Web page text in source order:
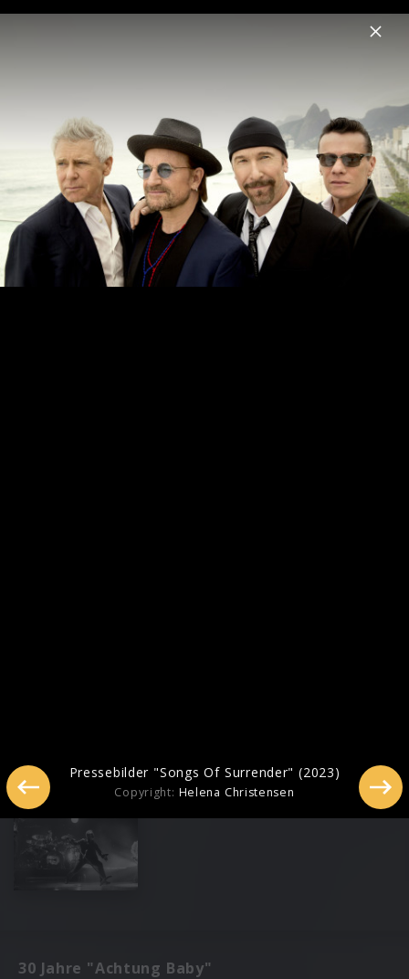
Menu
Home News Musik Videos Fotos Biografie
„Zooropa – 30th Anniversary Limited
Edition Gatefold“ (VÖ: 20. Oktober 2023) –
Foto nur zur Nutzung im Zusammenhang
mit diesem Release freigegeben!
30 Jahre "Achtung Baby"
Pressebilder "Songs Of Surrender" (2023)
Copyright: Helena Christensen